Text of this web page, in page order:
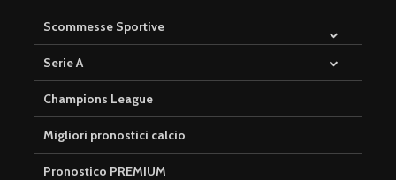
Scommesse Sportive
Serie A
Champions League
Migliori pronostici calcio
Pronostico PREMIUM